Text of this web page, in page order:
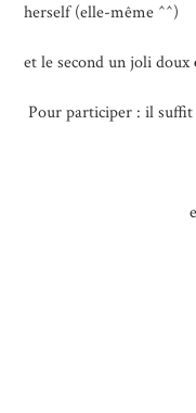
herself (elle-même ^^)
et le second un joli doux
Pour participer : il suffit